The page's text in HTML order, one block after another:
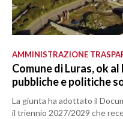
AMMINISTRAZIONE
Comune di Luras, ok
pubbliche e politiche
La giunta ha adottato il
il triennio 2027/2029 che